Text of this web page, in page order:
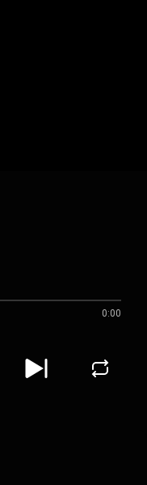
0:00